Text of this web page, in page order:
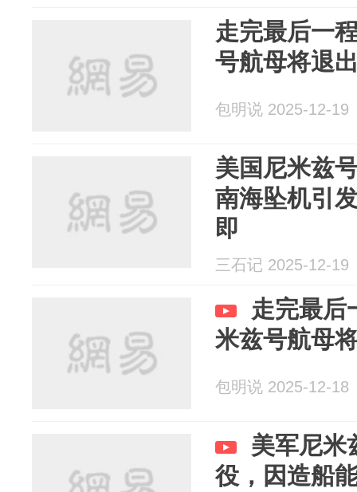
走完最后一
号航母将退
包明说 2025-12-19
美国尼米兹
南海坠机引
即
三石记 2025-12-19
走完最后
米兹号航母
包明说 2025-12-18
美军尼米
役，因造船